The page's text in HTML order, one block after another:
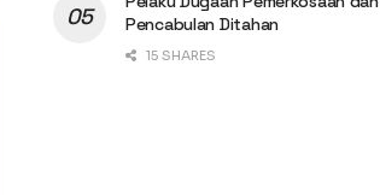
Pencabulan Ditahan
15 SHARES